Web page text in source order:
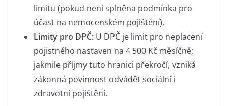
limitu (pokud není splněna podmínka pro
účast na nemocenském pojištění).
Limity pro DPČ: U DPČ je limit pro neplacení
pojistného nastaven na 4 500 Kč měsíčně;
jakmile příjmy tuto hranici překročí, vzniká
zákonná povinnost odvádět sociální i
zdravotní pojištění.